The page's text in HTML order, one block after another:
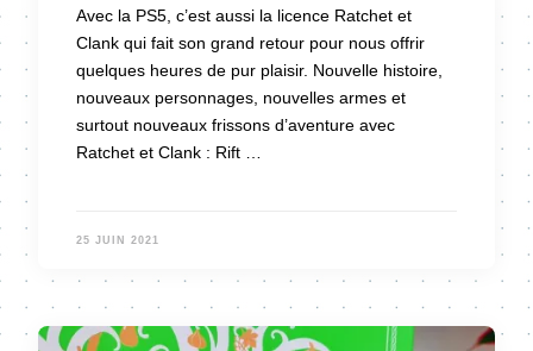
Avec la PS5, c’est aussi la licence Ratchet et
Clank qui fait son grand retour pour nous offrir
quelques heures de pur plaisir. Nouvelle histoire,
nouveaux personnages, nouvelles armes et
surtout nouveaux frissons d’aventure avec
Ratchet et Clank : Rift …
25 JUIN 2021